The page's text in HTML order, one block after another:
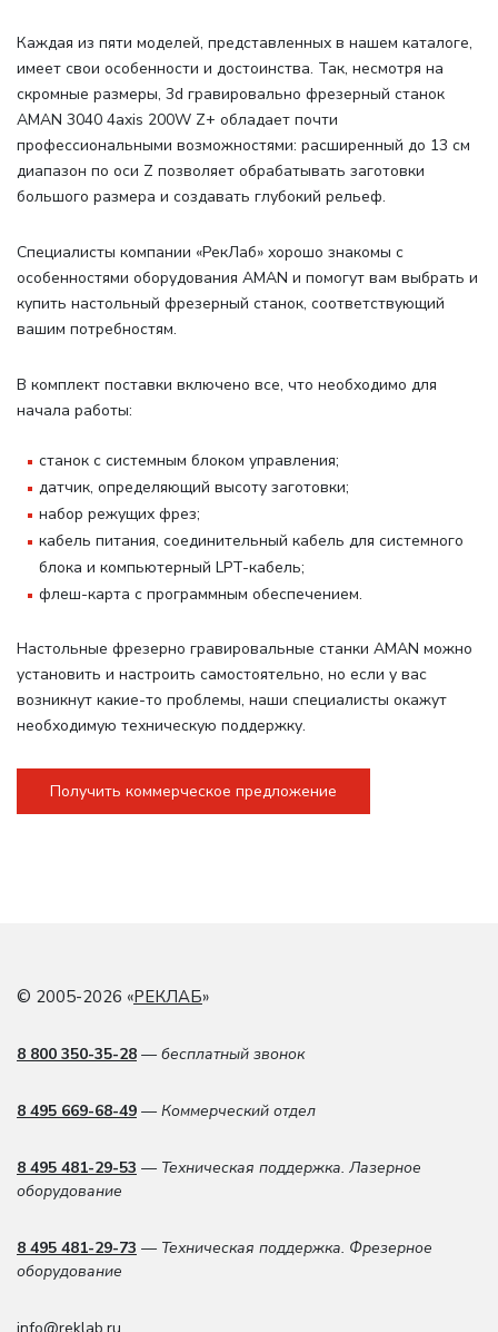
Каждая из пяти моделей, представленных в нашем каталоге,
имеет свои особенности и достоинства. Так, несмотря на
скромные размеры, 3d гравировально фрезерный станок
AMAN 3040 4axis 200W Z+ обладает почти
профессиональными возможностями: расширенный до 13 см
диапазон по оси Z позволяет обрабатывать заготовки
большого размера и создавать глубокий рельеф.
Специалисты компании «РекЛаб» хорошо знакомы с
особенностями оборудования AMAN и помогут вам выбрать и
купить настольный фрезерный станок, соответствующий
вашим потребностям.
В комплект поставки включено все, что необходимо для
начала работы:
станок с системным блоком управления;
датчик, определяющий высоту заготовки;
набор режущих фрез;
кабель питания, соединительный кабель для системного
блока и компьютерный LPT-кабель;
флеш-карта с программным обеспечением.
Настольные фрезерно гравировальные станки AMAN можно
установить и настроить самостоятельно, но если у вас
возникнут какие-то проблемы, наши специалисты окажут
необходимую техническую поддержку.
Получить коммерческое предложение
© 2005-2026 «РЕКЛАБ»
8 800 350-35-28 — бесплатный звонок
8 495 669-68-49 — Коммерческий отдел
8 495 481-29-53 — Техническая поддержка. Лазерное
оборудование
8 495 481-29-73 — Техническая поддержка. Фрезерное
оборудование